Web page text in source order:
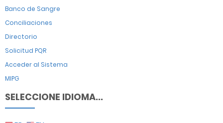
Banco de Sangre
Conciliaciones
Directorio
Solicitud PQR
Acceder al Sistema
MIPG
SELECCIONE IDIOMA...